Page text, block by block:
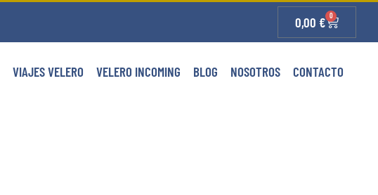
0,00€ 0
VIAJES VELERO VELERO INCOMING BLOG NOSOTROS CONTACTO